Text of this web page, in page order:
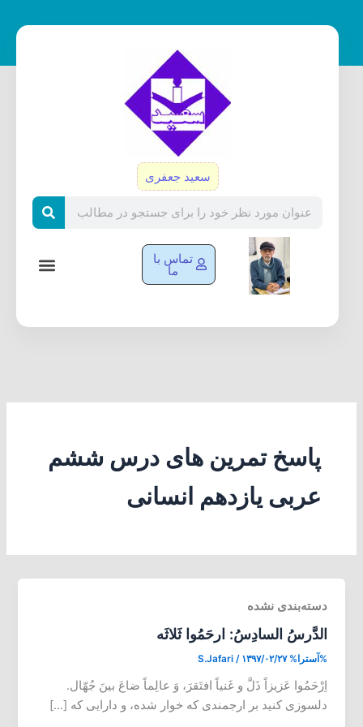
سعید جعفری
تماس با
ما
پاسخ تمرین های درس ششم
عربی یازدهم انسانی
دسته‌بندی نشده
الدَّرسُ السادِسُ: ارحَمُوا ثَلاثَه
%آسترا% S.Jafari / ۱۳۹۷/۰۲/۲۷
اِرْحَمُوا عَزیزاً ذَلَّ و غَنیاً افتَقرَ، وَ عالِماً ضاعَ بینَ جُهّال.
دلسوزی کنید بر ارجمندی که خوار شده، و دارایی که […]